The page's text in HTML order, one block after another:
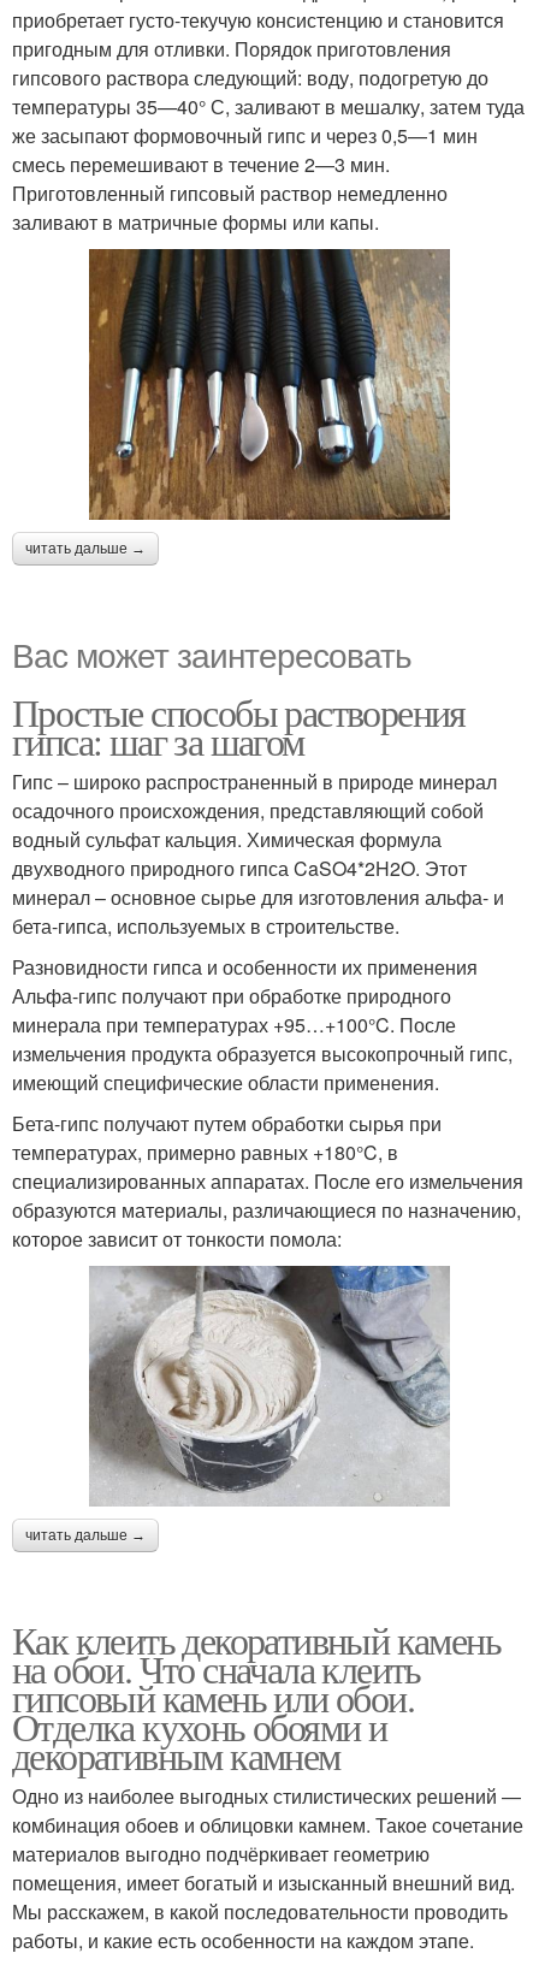
приобретает густо-текучую консистенцию и становится
пригодным для отливки. Порядок приготовления
гипсового раствора следующий: воду, подогретую до
температуры 35—40° С, заливают в мешалку, затем туда
же засыпают формовочный гипс и через 0,5—1 мин
смесь перемешивают в течение 2—3 мин.
Приготовленный гипсовый раствор немедленно
заливают в матричные формы или капы.
читать дальше →
Вас может заинтересовать
Простые способы растворения
гипса: шаг за шагом
Гипс – широко распространенный в природе минерал
осадочного происхождения, представляющий собой
водный сульфат кальция. Химическая формула
двухводного природного гипса CaSO4*2H2O. Этот
минерал – основное сырье для изготовления альфа- и
бета-гипса, используемых в строительстве.
Разновидности гипса и особенности их применения
Альфа-гипс получают при обработке природного
минерала при температурах +95…+100°C. После
измельчения продукта образуется высокопрочный гипс,
имеющий специфические области применения.
Бета-гипс получают путем обработки сырья при
температурах, примерно равных +180°C, в
специализированных аппаратах. После его измельчения
образуются материалы, различающиеся по назначению,
которое зависит от тонкости помола:
читать дальше →
Как клеить декоративный камень
на обои. Что сначала клеить
гипсовый камень или обои.
Отделка кухонь обоями и
декоративным камнем
Одно из наиболее выгодных стилистических решений —
комбинация обоев и облицовки камнем. Такое сочетание
материалов выгодно подчёркивает геометрию
помещения, имеет богатый и изысканный внешний вид.
Мы расскажем, в какой последовательности проводить
работы, и какие есть особенности на каждом этапе.